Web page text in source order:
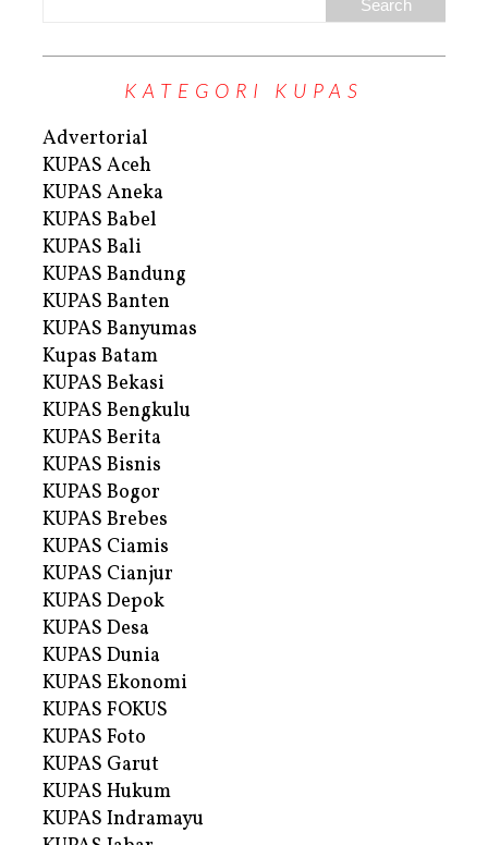
KATEGORI KUPAS
Advertorial
KUPAS Aceh
KUPAS Aneka
KUPAS Babel
KUPAS Bali
KUPAS Bandung
KUPAS Banten
KUPAS Banyumas
Kupas Batam
KUPAS Bekasi
KUPAS Bengkulu
KUPAS Berita
KUPAS Bisnis
KUPAS Bogor
KUPAS Brebes
KUPAS Ciamis
KUPAS Cianjur
KUPAS Depok
KUPAS Desa
KUPAS Dunia
KUPAS Ekonomi
KUPAS FOKUS
KUPAS Foto
KUPAS Garut
KUPAS Hukum
KUPAS Indramayu